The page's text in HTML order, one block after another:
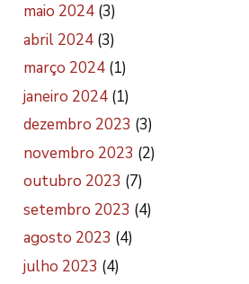
maio 2024(3)
abril 2024(3)
março 2024(1)
janeiro 2024(1)
dezembro 2023 (3)
novembro 2023 (2)
outubro 2023 (7)
setembro 2023 (4)
agosto 2023 (4)
julho 2023 (4)